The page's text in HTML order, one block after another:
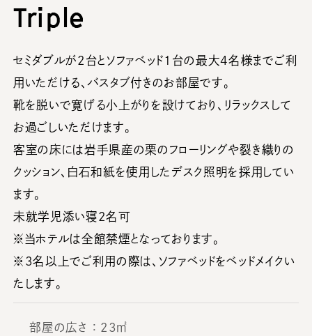
Triple
セミダブルが2台とソファベッド1台の最大4名様までご利
用いただける、バスタブ付きのお部屋です。
靴を脱いで寛げる小上がりを設けており、リラックスして
お過ごしいただけます。
客室の床には岩手県産の栗のフローリングや裂き織りの
クッション、白石和紙を使用したデスク照明を採用してい
ます。
未就学児添い寝2名可
※当ホテルは全館禁煙となっております。
※3名以上でご利用の際は、ソファベッドをベッドメイクい
たします。
部屋の広さ ： 23㎡